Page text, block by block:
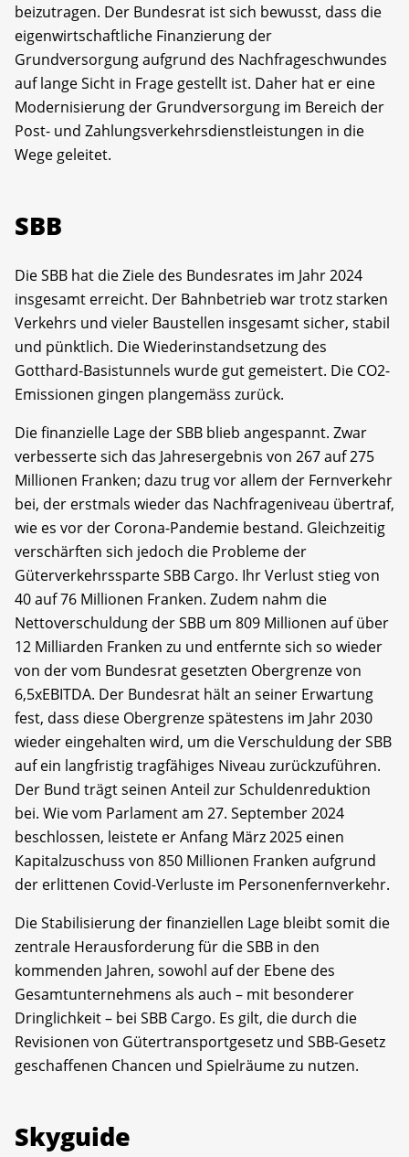
beizutragen. Der Bundesrat ist sich bewusst, dass die
eigenwirtschaftliche Finanzierung der
Grundversorgung aufgrund des Nachfrageschwundes
auf lange Sicht in Frage gestellt ist. Daher hat er eine
Modernisierung der Grundversorgung im Bereich der
Post- und Zahlungsverkehrsdienstleistungen in die
Wege geleitet.
SBB
Die SBB hat die Ziele des Bundesrates im Jahr 2024
insgesamt erreicht. Der Bahnbetrieb war trotz starken
Verkehrs und vieler Baustellen insgesamt sicher, stabil
und pünktlich. Die Wiederinstandsetzung des
Gotthard-Basistunnels wurde gut gemeistert. Die CO2-
Emissionen gingen plangemäss zurück.
Die finanzielle Lage der SBB blieb angespannt. Zwar
verbesserte sich das Jahresergebnis von 267 auf 275
Millionen Franken; dazu trug vor allem der Fernverkehr
bei, der erstmals wieder das Nachfrageniveau übertraf,
wie es vor der Corona-Pandemie bestand. Gleichzeitig
verschärften sich jedoch die Probleme der
Güterverkehrssparte SBB Cargo. Ihr Verlust stieg von
40 auf 76 Millionen Franken. Zudem nahm die
Nettoverschuldung der SBB um 809 Millionen auf über
12 Milliarden Franken zu und entfernte sich so wieder
von der vom Bundesrat gesetzten Obergrenze von
6,5xEBITDA. Der Bundesrat hält an seiner Erwartung
fest, dass diese Obergrenze spätestens im Jahr 2030
wieder eingehalten wird, um die Verschuldung der SBB
auf ein langfristig tragfähiges Niveau zurückzuführen.
Der Bund trägt seinen Anteil zur Schuldenreduktion
bei. Wie vom Parlament am 27. September 2024
beschlossen, leistete er Anfang März 2025 einen
Kapitalzuschuss von 850 Millionen Franken aufgrund
der erlittenen Covid-Verluste im Personenfernverkehr.
Die Stabilisierung der finanziellen Lage bleibt somit die
zentrale Herausforderung für die SBB in den
kommenden Jahren, sowohl auf der Ebene des
Gesamtunternehmens als auch – mit besonderer
Dringlichkeit – bei SBB Cargo. Es gilt, die durch die
Revisionen von Gütertransportgesetz und SBB-Gesetz
geschaffenen Chancen und Spielräume zu nutzen.
Skyguide